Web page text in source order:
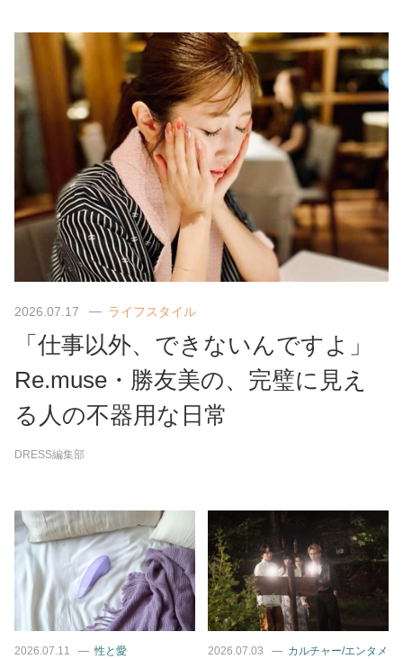
2026.07.17 ライフスタイル
「仕事以外、できないんですよ」
Re.muse・勝友美の、完璧に見え
る人の不器用な日常
DRESS編集部
2026.07.11 性と愛 2026.07.03 カルチャー/エンタメ